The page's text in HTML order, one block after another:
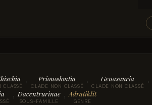
CLASSÉ › Prionodontia
CLADE NON CLASSÉ › Genasauria
CLADE NON CLASSÉ ›
› Dacentrurinae
SOUS-FAMILLE › Adratiklit
GENRE